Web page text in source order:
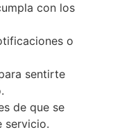
con los
o
sentirte
de que se
servicio.